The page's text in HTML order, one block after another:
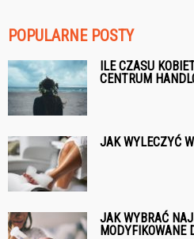
POPULARNE POSTY
ILE CZASU
CENTRUM
JAK WYLECZYĆ
JAK WYBRAĆ
MODYFIKOWANE